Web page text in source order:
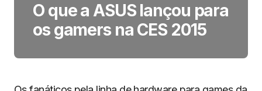
O que a ASUS lançou para
os gamers na CES 2015